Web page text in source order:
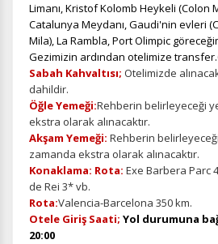
Limanı, Kristof Kolomb Heykeli (Colon
Catalunya Meydanı, Gaudi'nin evleri
Mila), La Rambla, Port Olimpic
Gezimizin ardından otelimize
Sabah Kahvaltısı; Otelimizde
dahildir.
Öğle Yemeği:Rehberin belirleyeceği
ekstra olarak alınacaktır.
Akşam Yemeği: Rehberin
zamanda ekstra olarak alınacaktır.
Konaklama: Rota: Exe Barbera Parc
de Rei 3* vb.
Rota:Valencia-Barcelona 350 km.
Otele Giriş Saati; Yol durumuna
20:00